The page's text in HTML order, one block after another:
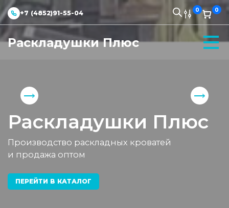
+7 (4852)91-55-04 0 0
Раскладушки Плюс
Раскладушки Плюс
Производство раскладных кроватей
и продажа оптом
ПЕРЕЙТИ В КАТАЛОГ